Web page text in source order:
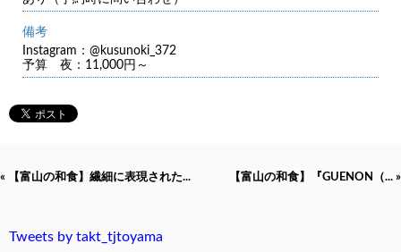
備考
Instagram：@kusunoki_372
予算 夜：11,000円～
« 【富山の和食】繊細に表現された... 【富山の和食】『GUENON（... »
Tweets by takt_tjtoyama